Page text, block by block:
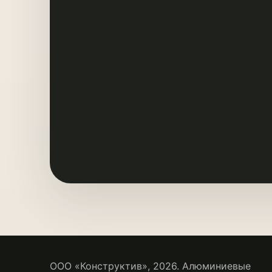
ООО «Конструктив», 2026. Алюминиевые